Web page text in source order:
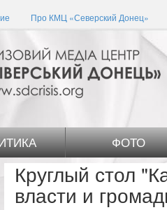
Про КМЦ «Северский Донец»
ФОТО
Круглый стол
власти и